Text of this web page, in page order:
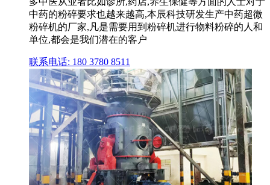
中药的粉碎要求也越来越高,本辰科技研发生产中药超微
粉碎机的厂家,凡是需要用到粉碎机进行物料粉碎的人和
单位,都会是我们潜在的客户
联系电话: 180 3780 8511